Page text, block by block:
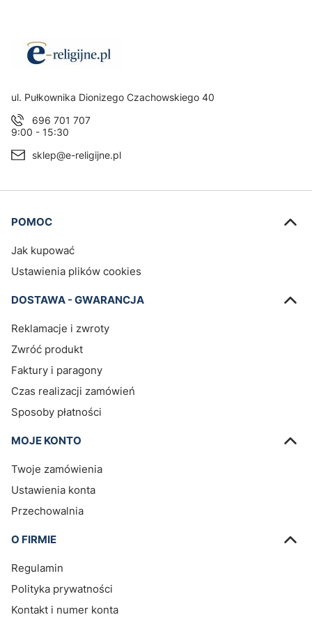
Adres:
ul. Pułkownika Dionizego Czachowskiego 40
696 701 707
9:00 - 15:30
sklep@e-religijne.pl
Linki w stopce
POMOC
Jak kupować
Ustawienia plików cookies
DOSTAWA - GWARANCJA
Reklamacje i zwroty
Zwróć produkt
Faktury i paragony
Czas realizacji zamówień
Sposoby płatności
MOJE KONTO
Twoje zamówienia
Ustawienia konta
Przechowalnia
O FIRMIE
Regulamin
Polityka prywatności
Kontakt i numer konta